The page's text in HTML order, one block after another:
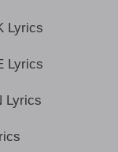
Lyrics
Lyrics
Lyrics